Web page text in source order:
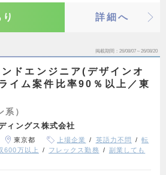
詳細へ
掲載期間 26/08/07～26/08/20
ドエンジニア(デザインオ
イム案件比率90％以上／東
）
ィングス株式会社
東京都 上場企業 英語力不問
転
600万以上 フレックス勤務
副業しても